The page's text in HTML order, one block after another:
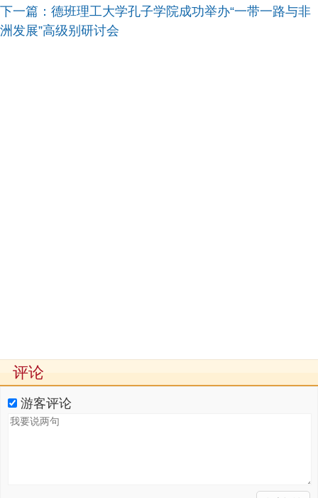
下一篇： 德班理工大学孔子学院成功举办“一带一路与非
洲发展”高级别研讨会
评论
游客评论